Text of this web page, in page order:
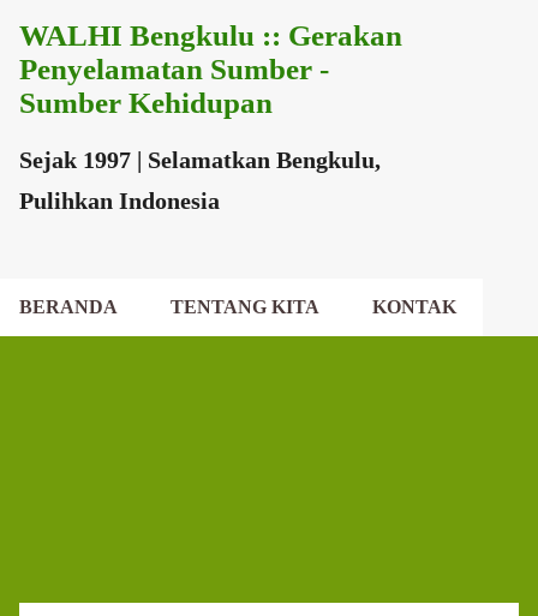
Langsung ke konten utama
WALHI Bengkulu :: Gerakan
Penyelamatan Sumber -
Sumber Kehidupan
Sejak 1997 | Selamatkan Bengkulu,
Pulihkan Indonesia
BERANDA TENTANG KITA KONTAK